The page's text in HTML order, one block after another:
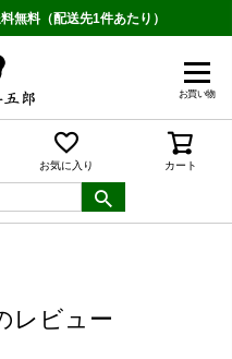
無料（配送先1件あたり）
お買い物
お気に入り カート
レビュー